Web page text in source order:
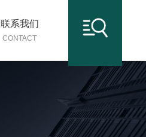
联系我们
CONTACT